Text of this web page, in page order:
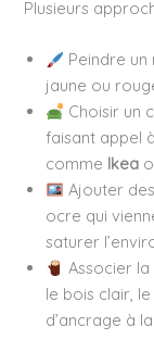
Plusieurs
Peindre un
jaune ou
Choisir un
faisant appel
comme Ikea
Ajouter
ocre qui
saturer
Associer
le bois clair,
d’ancrage à